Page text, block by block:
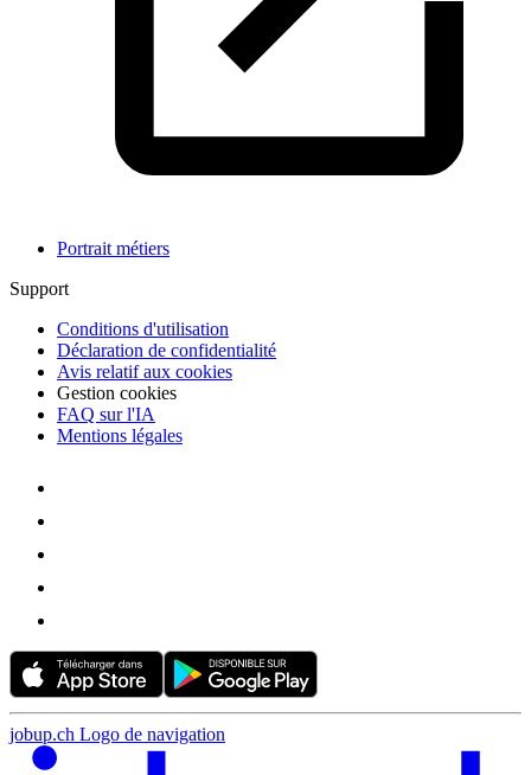
Portrait métiers
Support
Conditions d'utilisation
Déclaration de confidentialité
Avis relatif aux cookies
Gestion cookies
FAQ sur l'IA
Mentions légales
jobup.ch Logo de navigation